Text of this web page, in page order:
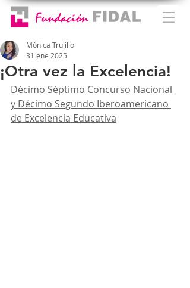
¡Otra vez la Excelencia!
Mónica Trujillo
31 ene 2025
Décimo Séptimo Concurso Nacional
y Décimo Segundo Iberoamericano
de Excelencia Educativa